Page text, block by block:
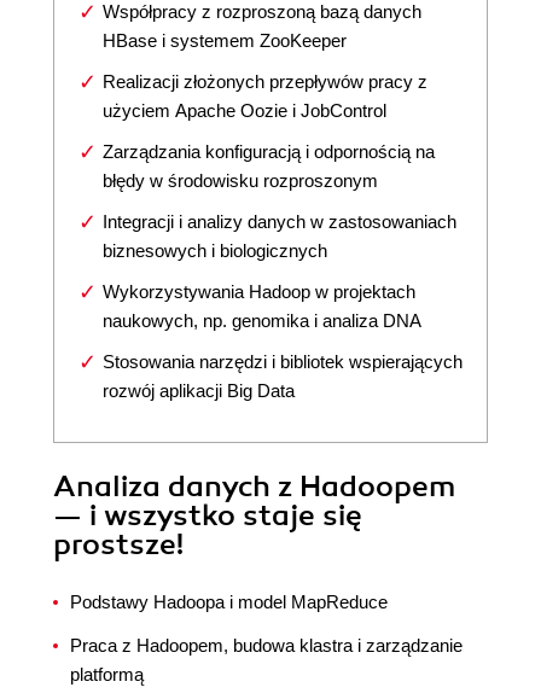
Współpracy z rozproszoną bazą danych
HBase i systemem ZooKeeper
Realizacji złożonych przepływów pracy z
użyciem Apache Oozie i JobControl
Zarządzania konfiguracją i odpornością na
błędy w środowisku rozproszonym
Integracji i analizy danych w zastosowaniach
biznesowych i biologicznych
Wykorzystywania Hadoop w projektach
naukowych, np. genomika i analiza DNA
Stosowania narzędzi i bibliotek wspierających
rozwój aplikacji Big Data
Analiza danych z Hadoopem
— i wszystko staje się
prostsze!
Podstawy Hadoopa i model MapReduce
Praca z Hadoopem, budowa klastra i zarządzanie
platformą